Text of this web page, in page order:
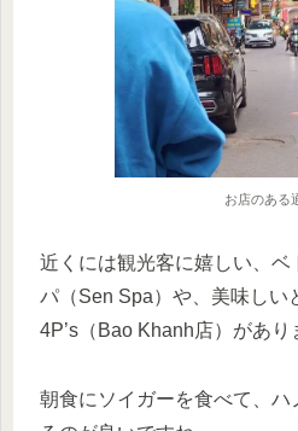
お店のある
近くには観光客に嬉しい、ベ
パ（Sen Spa）や、美味しい
4P’s（Bao Khanh店）があり
朝食にソイガーを食べて、ハ